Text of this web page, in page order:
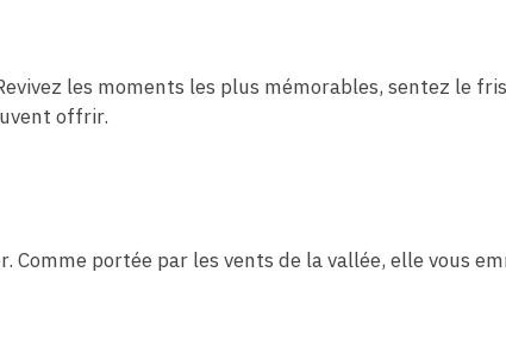
les moments les plus mémorables, sentez le
offrir.
Comme portée par les vents de la vallée, elle vous